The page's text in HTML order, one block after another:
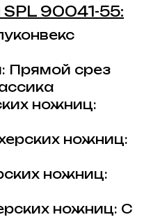
SPL 90041-55:
Прямой срез
ножниц:
ножниц:
ножниц:
ножниц: C